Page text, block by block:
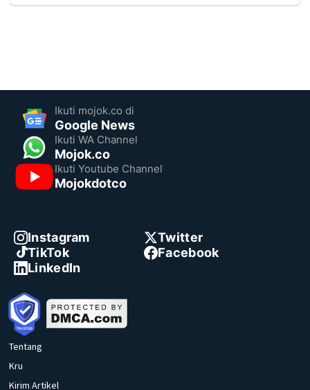
Ikuti mojok.co di
Google News
Ikuti WA Channel
Mojok.co
Ikuti Youtube Channel
Mojokdotco
Instagram
Twitter
TikTok
Facebook
LinkedIn
Tentang
Kru
Kirim Artikel